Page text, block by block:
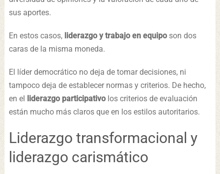
sus aportes.
En estos casos, liderazgo y trabajo en equiposon dos
caras de la misma moneda.
El líder democrático no deja de tomar decisiones, ni
tampoco deja de establecer normas y criterios. De hecho,
en el liderazgo participativolos criterios de evaluación
están mucho más claros que en los estilos autoritarios.
Liderazgo transformacional y
liderazgo carismático